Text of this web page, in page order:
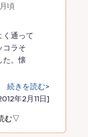
頃
く通って
コラそ
た。懐
続きを読む>
年2月11日]
む▽